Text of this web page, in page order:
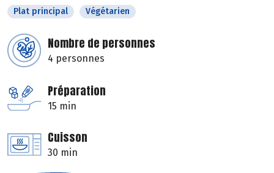
Plat principal Végétarien
Nombre de personnes
4 personnes
Préparation
15 min
Cuisson
30 min